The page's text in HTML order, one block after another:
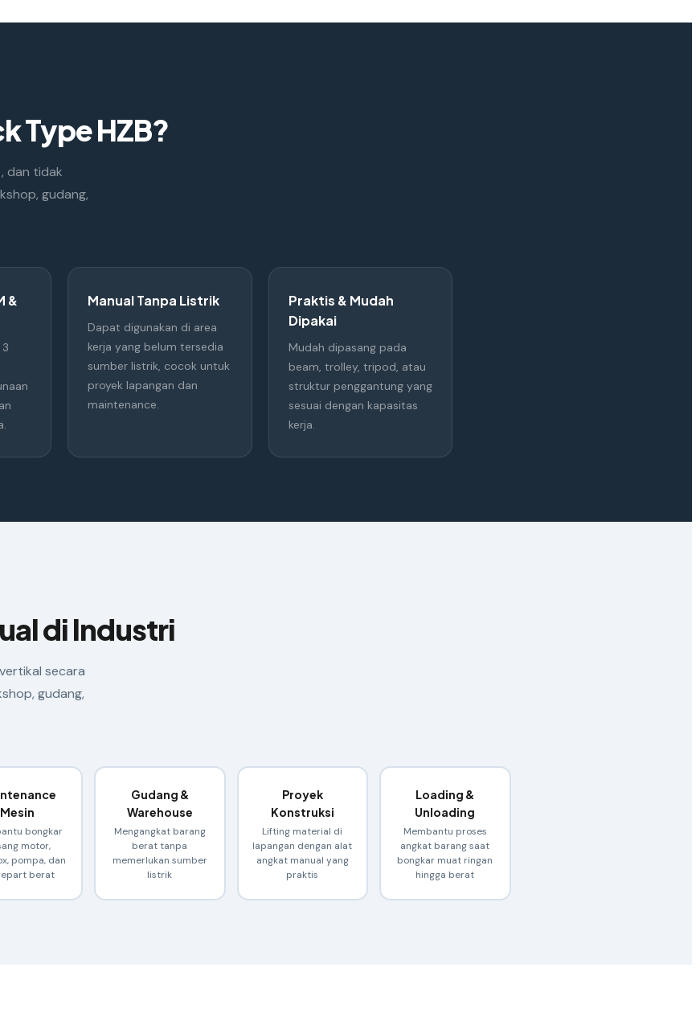
Type HZB?
dan tidak
gudang,
&
Manual Tanpa Listrik
Dapat digunakan di area
kerja yang belum tersedia
sumber listrik, cocok untuk
proyek lapangan dan
maintenance.
Praktis & Mudah
Dipakai
Mudah dipasang pada
beam, trolley, tripod, atau
struktur penggantung yang
sesuai dengan kapasitas
kerja.
di Industri
secara
gudang,
Mesin
bongkar
motor,
pompa, dan
berat
Gudang &
Warehouse
Mengangkat barang
berat tanpa
memerlukan sumber
listrik
Proyek
Konstruksi
Lifting material di
lapangan dengan alat
angkat manual yang
praktis
Loading &
Unloading
Membantu proses
angkat barang saat
bongkar muat ringan
hingga berat